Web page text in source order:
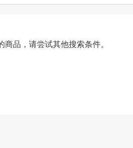
商品，请尝试其他搜索条件。